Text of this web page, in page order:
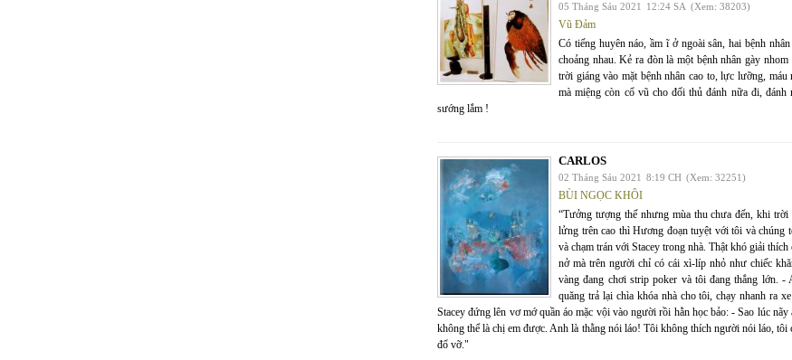
05 Tháng Sáu 2021 12:24 SA (Xem: 38203)
Vũ Đảm
Có tiếng huyên náo, ầm ĩ ở ngoài sân, hai bệnh
choảng nhau. Kẻ ra đòn là một bệnh nhân gày
trời giáng vào mặt bệnh nhân cao to, lực lưỡng,
mà miệng còn cổ vũ cho đối thủ đánh nữa đi,
sướng lắm !
CARLOS
02 Tháng Sáu 2021 8:19 CH (Xem: 32251)
BÙI NGỌC KHÔI
“Tưởng tượng thế nhưng mùa thu chưa đến, khi
lửng trên cao thì Hương đoạn tuyệt với tôi và chúng
và chạm trán với Stacey trong nhà. Thật khó giải
nở mà trên người chỉ có cái xì-líp nhỏ như chiếc
vàng đang chơi strip poker và tôi đang thắng lớn.
quăng trả lại chìa khóa nhà cho tôi, chạy nhanh ra
Stacey đứng lên vơ mớ quần áo mặc vội vào người rồi hằn học bảo: - Sao lúc
không thể là chị em được. Anh là thằng nói láo! Tôi không thích người nói láo,
đổ vỡ."